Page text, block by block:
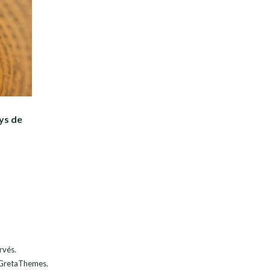
de